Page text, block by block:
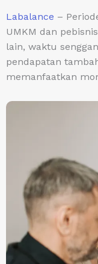
Labalance –
UMKM dan
lain, waktu
pendapatan
memanfaatkan